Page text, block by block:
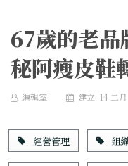
67歲的老品
秘阿瘦皮鞋
編輯室 建立: 14 二
經營管理 組